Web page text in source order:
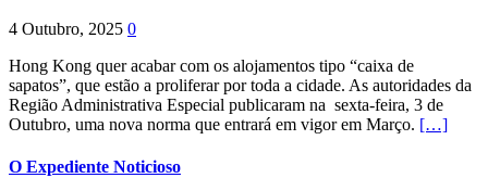
4 Outubro, 2025 0
Hong Kong quer acabar com os alojamentos tipo “caixa de
sapatos”, que estão a proliferar por toda a cidade. As autoridades da
Região Administrativa Especial publicaram na sexta-feira, 3 de
Outubro, uma nova norma que entrará em vigor em Março. […]
O Expediente Noticioso